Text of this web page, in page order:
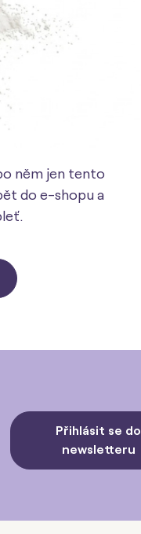
něm jen tento
do e-shopu a
Přihlásit se do
newsletteru